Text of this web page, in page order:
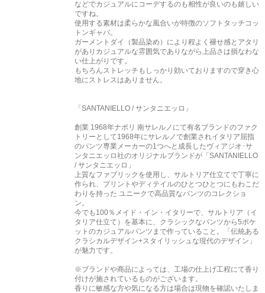
などでカジュアルにコーデするのも相性が良いのも嬉しい
ですね。
使用する素材は柔らかな風合いが特徴のソフトタッチコッ
トンギャバ。
ガーメントダイ（製品染め）により程よく褪せ感とアタリ
がありカジュアルな雰囲気でありながら上品さは損なわな
い仕上がりです。
もちろんストレッチもしっかり効いておりますので穿き心
地にストレスはありません。
「SANTANIELLO / サンタニエッロ」
創業 1968年ナポリ 南サレルノにて有名ブランドのファク
トリーとして1968年にサレルノで創業されイタリア屈指
のパンツ専業メーカーの1つへと成長したヴィアジオ･サ
ンタニエッロ社のオリジナルブランドが「SANTANIELLO
/ サンタニエッロ」
上質なファブリックを使用し、サルトリア仕立てで丁寧に
作られ、プリントやディテイルのひとつひとつにもわこだ
わりを持った ユニークで高品質なパンツのコレクショ
ン。
今でも100％メイド・イン・イタリーで、サルトリア（イ
タリア仕立て）を基本に、クラシックなパンツから5ポケ
ットのカジュアルパンツまで作っていること。「伝統ある
クラシカルデザイン+スタイリッシュな現代のデザイン」
が魅力です。
※ブランドや商品によっては、工場の仕上げ工程にて香り
付けが施されているものがございます。
香りに敏感な方や気になる方は場合は現物を確認いたしま